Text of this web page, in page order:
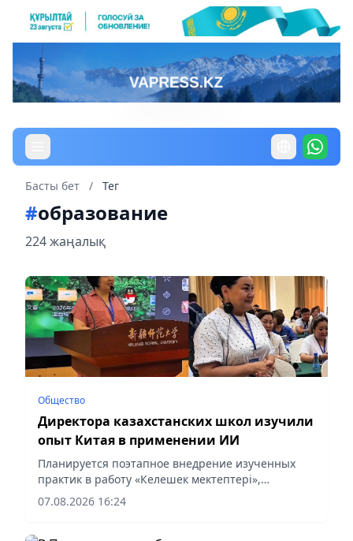
Басты бет / Тег
#образование
224 жаңалық
Общество
Директора казахстанских школ изучили
опыт Китая в применении ИИ
Планируется поэтапное внедрение изученных
практик в работу «Келешек мектептері»,
сообщает корреспондент vapress.kz.
07.08.2026 16:24